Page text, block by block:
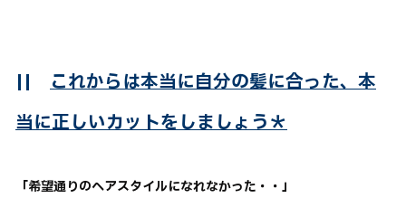
|| これからは本当に自分の髪に合った、本
当に正しいカットをしましょう＊
「希望通りのヘアスタイルになれなかった・・」